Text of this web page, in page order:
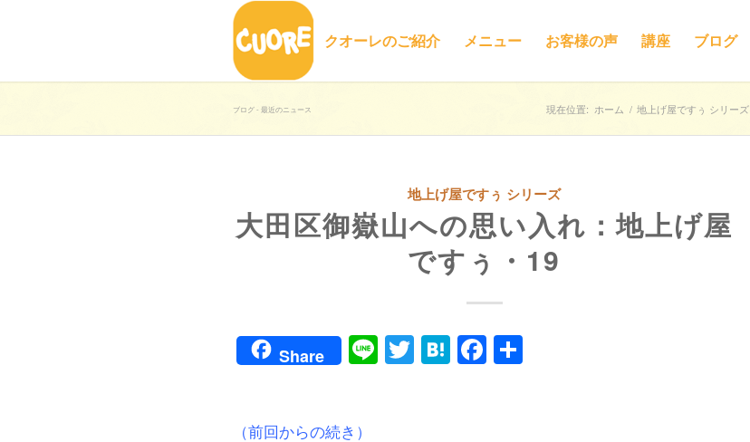
クオーレのご紹介 メニュー お客様の声 講座 ブログ
ブログ - 最近のニュース 現在位置: ホーム / 地上げ屋ですぅ シリーズ
地上げ屋ですぅ シリーズ
大田区御嶽山への思い入れ：地上げ屋
ですぅ・19
Share LineTwitter
HatenaFacebook
（前回からの続き）